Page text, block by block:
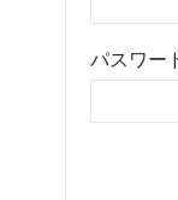
パスワー